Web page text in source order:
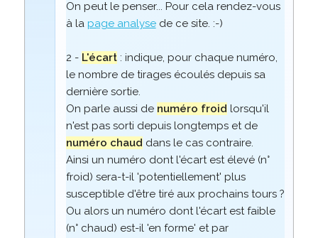
On peut le penser... Pour cela rendez-vous
à la page analysede ce site. :-)
2 - L'écart: indique, pour chaque numéro,
le nombre de tirages écoulés depuis sa
dernière sortie.
On parle aussi de numéro froid lorsqu'il
n'est pas sorti depuis longtemps et de
numéro chaud dans le cas contraire.
Ainsi un numéro dont l'écart est élevé (n°
froid) sera-t-il 'potentiellement' plus
susceptible d'être tiré aux prochains tours ?
Ou alors un numéro dont l'écart est faible
(n° chaud) est-il 'en forme' et par